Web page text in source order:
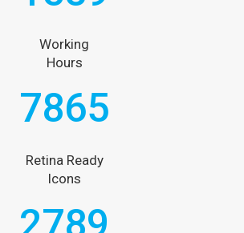
Working
Hours
7865
Retina Ready
Icons